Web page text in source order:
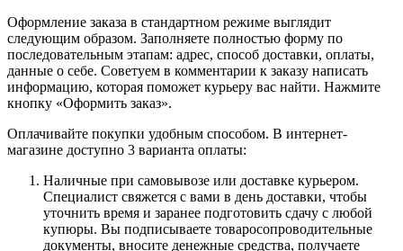
Оформление заказа в стандартном режиме выглядит
следующим образом. Заполняете полностью форму по
последовательным этапам: адрес, способ доставки, оплаты,
данные о себе. Советуем в комментарии к заказу написать
информацию, которая поможет курьеру вас найти. Нажмите
кнопку «Оформить заказ».
Оплачивайте покупки удобным способом. В интернет-
магазине доступно 3 варианта оплаты:
Наличные при самовывозе или доставке курьером.
Специалист свяжется с вами в день доставки, чтобы
уточнить время и заранее подготовить сдачу с любой
купюры. Вы подписываете товаросопроводительные
документы, вносите денежные средства, получаете